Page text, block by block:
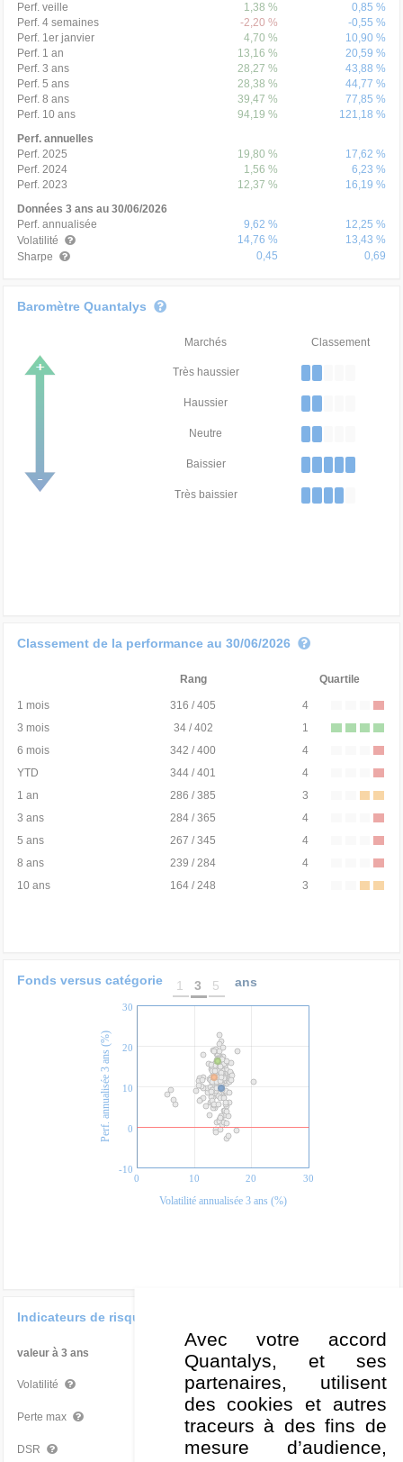
Perf. veille
1,38 %
0,85 %
Perf. 4 semaines
-2,20 %
-0,55 %
Perf. 1er janvier
4,70 %
10,90 %
Perf. 1 an
13,16 %
20,59 %
Perf. 3 ans
28,27 %
43,88 %
Perf. 5 ans
28,38 %
44,77 %
Perf. 8 ans
39,47 %
77,85 %
Perf. 10 ans
94,19 %
121,18 %
Perf. annuelles
Perf. 2025
19,80 %
17,62 %
Perf. 2024
1,56 %
6,23 %
Perf. 2023
12,37 %
16,19 %
Données 3 ans au 30/06/2026
Perf. annualisée
9,62 %
12,25 %
Volatilité
14,76 %
13,43 %
Sharpe
0,45 0,69
Baromètre Quantalys
Marchés Classement
Très haussier
Haussier
Neutre
Baissier
Très baissier
Classement de la performance au 30/06/2026
Rang Quartile
1 mois 316 / 405
4
3 mois
34 / 402
1
6 mois
342 / 400
4
YTD
344 / 401
4
1 an
286 / 385
3
3 ans
284 / 365
4
5 ans
267 / 345
4
8 ans
239 / 284
4
10 ans
164 / 248 3
Fonds versus catégorie 1 3 5 ans
-10
0
10
20
30
Perf. annualisée 3 ans (%)
0 10 20 30
Volatilité annualisée 3 ans (%)
Indicateurs de risque
valeur à 3 ans Par rapport à la Cat
Volatilité 14,76 % Mauvais
Perte max Moyen
DSR 10,55 % Mauvais
Avec votre accord
Quantalys, et ses
partenaires, utilisent
des cookies et autres
traceurs à des fins de
mesure d’audience,